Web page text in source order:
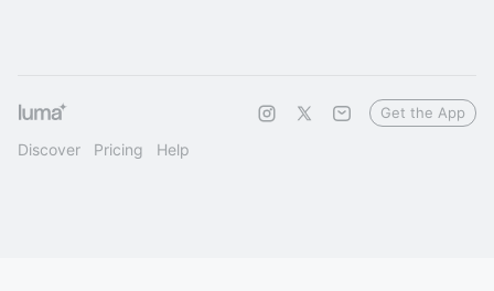
Discover Pricing Help
Get the App